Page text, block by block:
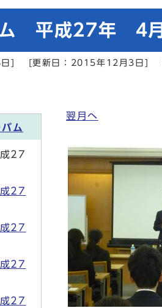
ム 平成27年 4月
] [更新日：2015年12月3日]
翌月へ
ム
27
27
27
27
27